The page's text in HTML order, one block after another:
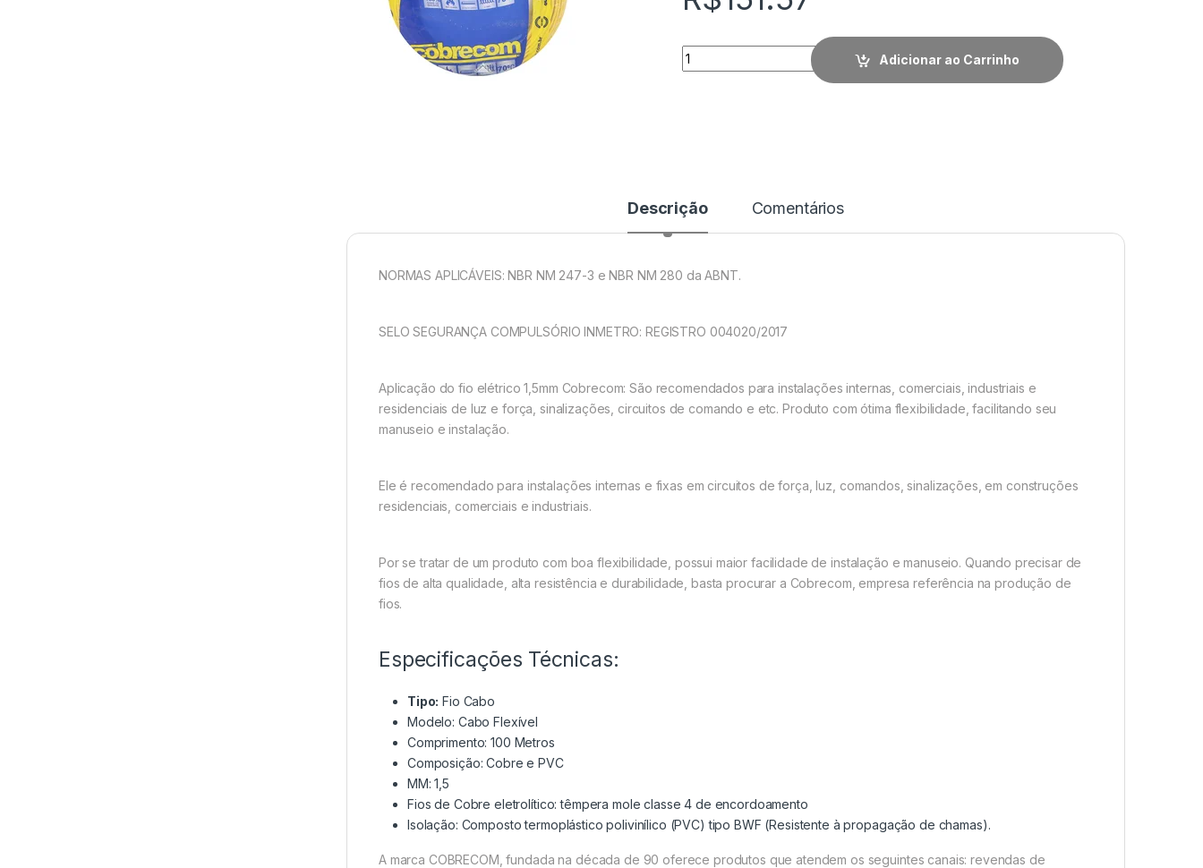
Quantidade
Adicionar ao Carrinho
Descrição Comentários
NORMAS APLICÁVEIS: NBR NM 247-3 e NBR NM 280 da ABNT.
SELO SEGURANÇA COMPULSÓRIO INMETRO: REGISTRO 004020/2017
Aplicação do fio elétrico 1,5mm Cobrecom: São recomendados para instalações internas, comerciais, industriais e
residenciais de luz e força, sinalizações, circuitos de comando e etc. Produto com ótima flexibilidade, facilitando seu
manuseio e instalação.
Ele é recomendado para instalações internas e fixas em circuitos de força, luz, comandos, sinalizações, em construções
residenciais, comerciais e industriais.
Por se tratar de um produto com boa flexibilidade, possui maior facilidade de instalação e manuseio. Quando precisar de
fios de alta qualidade, alta resistência e durabilidade, basta procurar a Cobrecom, empresa referência na produção de
fios.
Especificações Técnicas:
Tipo: Fio Cabo
Modelo: Cabo Flexível
Comprimento: 100 Metros
Composição: Cobre e PVC
MM: 1,5
Fios de Cobre eletrolítico: têmpera mole classe 4 de encordoamento
Isolação: Composto termoplástico polivinílico (PVC) tipo BWF (Resistente à propagação de chamas).
A marca COBRECOM, fundada na década de 90 oferece produtos que atendem os seguintes canais: revendas de